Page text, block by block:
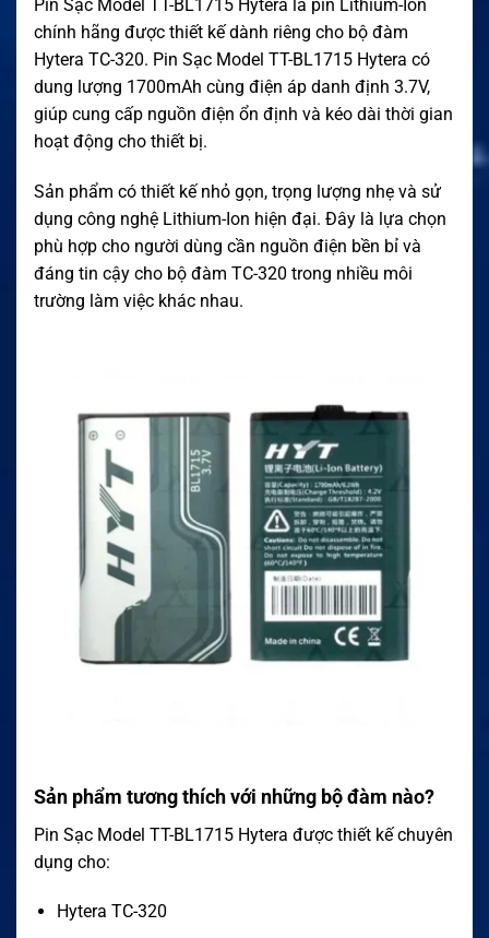
Pin Sạc Model TT-BL1715 Hytera là pin Lithium-Ion
chính hãng được thiết kế dành riêng cho bộ đàm
Hytera TC-320. Pin Sạc Model TT-BL1715 Hytera có
dung lượng 1700mAh cùng điện áp danh định 3.7V,
giúp cung cấp nguồn điện ổn định và kéo dài thời gian
hoạt động cho thiết bị.
Sản phẩm có thiết kế nhỏ gọn, trọng lượng nhẹ và sử
dụng công nghệ Lithium-Ion hiện đại. Đây là lựa chọn
phù hợp cho người dùng cần nguồn điện bền bỉ và
đáng tin cậy cho bộ đàm TC-320 trong nhiều môi
trường làm việc khác nhau.
Sản phẩm tương thích với những bộ đàm nào?
Pin Sạc Model TT-BL1715 Hytera được thiết kế chuyên
dụng cho:
Hytera TC-320